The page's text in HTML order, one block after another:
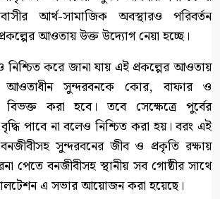
আর্থ-সামাজিক অবস্থারও পরিবর্তন
আওতায় উক্ত উদ্যোগ নেয়া হচ্ছে।
করে জানা যায় এই প্রকল্পের আওতায়
আওতাধীন সুন্দরবনকে কোর, বাফার ও
করা হবে। তবে সেক্ষেত্রে পুর্বের
পাবে না বলেও নিশ্চিত করা হয়। বরং এই
সুন্দরবনের জীব ও প্রকৃতি রক্ষায়
পেতে বনজীবীসহ স্থানীয় সব গোষ্ঠীর সাথে
এ সভার আয়োজন করা হয়েছে।